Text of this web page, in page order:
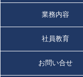
業務内容
社員教育
お問い合せ